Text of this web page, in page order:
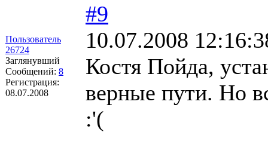
Пользователь
26724
Заглянувший
Сообщений: 8
Регистрация:
08.07.2008
#9
10.07.2008
Костя Пойда,
верные пути. Но
:'(